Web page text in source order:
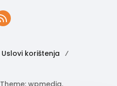
Uslovi korištenja